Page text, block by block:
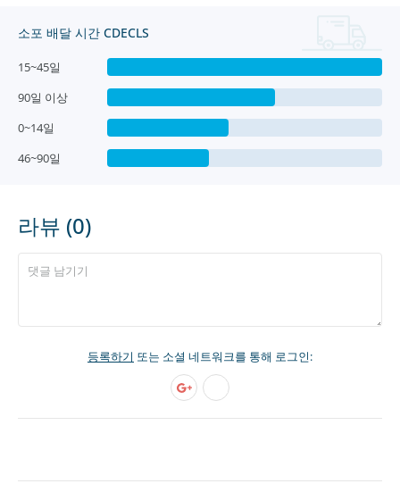
소포 배달 시간 CDECLS
15~45일
90일 이상
0~14일
46~90일
라뷰 (0)
등록하기 또는 소셜 네트워크를 통해 로그인: